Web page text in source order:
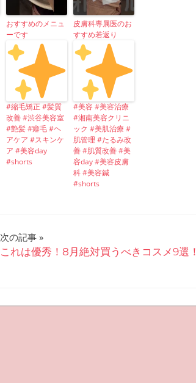
おすすめのメニュ
ーです
#縮毛矯正 #髪質
改善 #渋谷美容室
#艶髪 #癖毛 #ヘ
アケア #スキンケ
ア #美容day
#shorts
皮膚科専属医のお
すすめ若返り
#美容 #美容治療
#湘南美容クリニ
ック #美肌治療 #
肌管理 #たるみ改
善 #肌質改善 #美
容day #美容皮膚
科 #美容鍼
#shorts
次の記事
これは優秀！8月絶対買うべきコスメ9選！